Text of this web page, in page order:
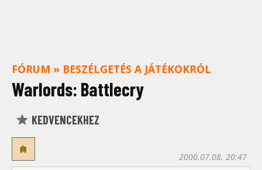
FÓRUM » BESZÉLGETÉS A JÁTÉKOKRÓL
Warlords: Battlecry
KEDVENCEKHEZ
2000.07.08. 20:47